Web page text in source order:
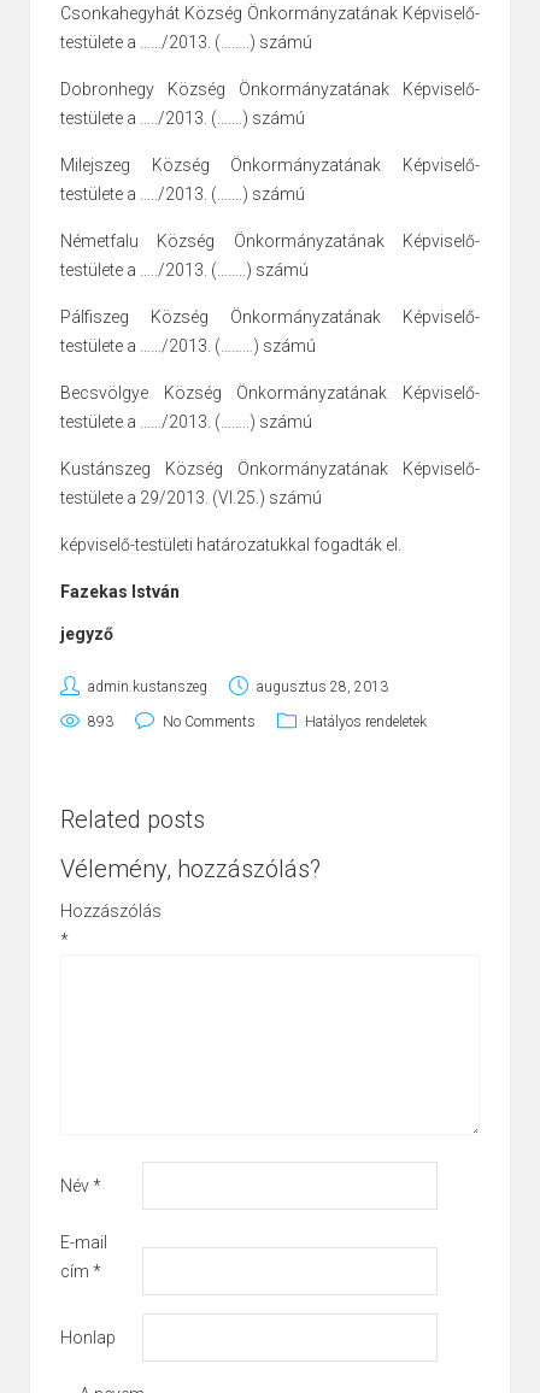
Csonkahegyhát Község Önkormányzatának Képviselő-
testülete a ……/2013. (……..) számú
Dobronhegy Község Önkormányzatának Képviselő-
testülete a …../2013. (…….) számú
Milejszeg Község Önkormányzatának Képviselő-
testülete a …../2013. (…….) számú
Németfalu Község Önkormányzatának Képviselő-
testülete a …../2013. (……..) számú
Pálfiszeg Község Önkormányzatának Képviselő-
testülete a ……/2013. (………) számú
Becsvölgye Község Önkormányzatának Képviselő-
testülete a ……/2013. (……..) számú
Kustánszeg Község Önkormányzatának Képviselő-
testülete a 29/2013. (VI.25.) számú
képviselő-testületi határozatukkal fogadták el.
Fazekas István
jegyző
admin.kustanszeg augusztus 28, 2013
893 No Comments Hatályos rendeletek
Related posts
Vélemény, hozzászólás?
Hozzászólás
*
Név*
E-mail
cím *
Honlap